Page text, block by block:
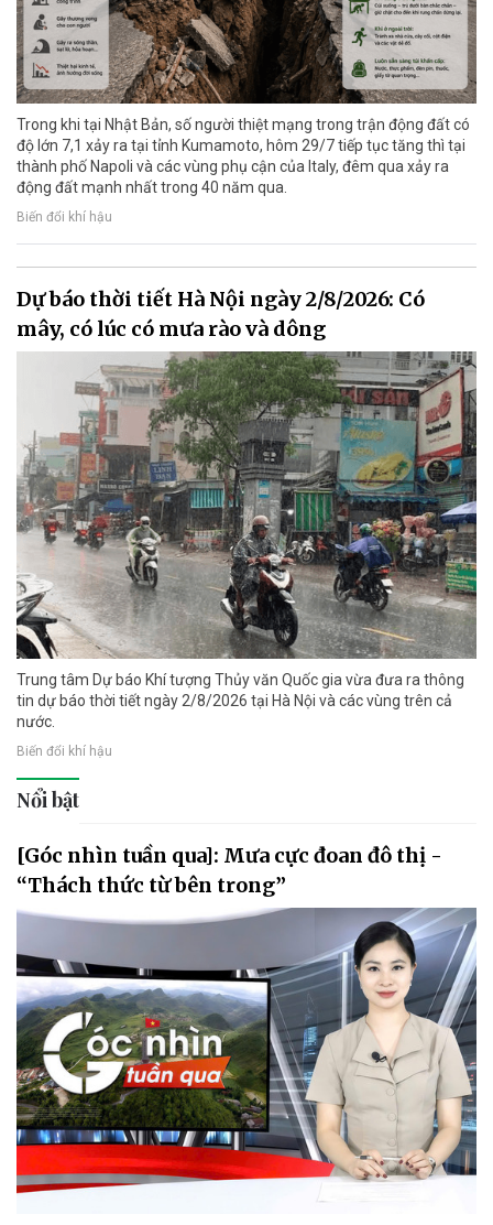
Trong khi tại Nhật Bản, số người thiệt mạng trong trận động đất có
độ lớn 7,1 xảy ra tại tỉnh Kumamoto, hôm 29/7 tiếp tục tăng thì tại
thành phố Napoli và các vùng phụ cận của Italy, đêm qua xảy ra
động đất mạnh nhất trong 40 năm qua.
Biến đổi khí hậu
Dự báo thời tiết Hà Nội ngày 2/8/2026: Có
mây, có lúc có mưa rào và dông
Trung tâm Dự báo Khí tượng Thủy văn Quốc gia vừa đưa ra thông
tin dự báo thời tiết ngày 2/8/2026 tại Hà Nội và các vùng trên cả
nước.
Biến đổi khí hậu
Nổi bật
[Góc nhìn tuần qua]: Mưa cực đoan đô thị -
“Thách thức từ bên trong”